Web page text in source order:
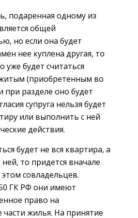
подаренная одному из
общей
но если она будет
нее куплена другая, то
уже будет считаться
(приобретенным во
при разделе оно будет
супруга нельзя будет
или выполнить с ней
действия.
будет не вся квартира, а
то придется вначале
совладельцев.
ГК РФ они имеют
право на
части жилья. На принятие